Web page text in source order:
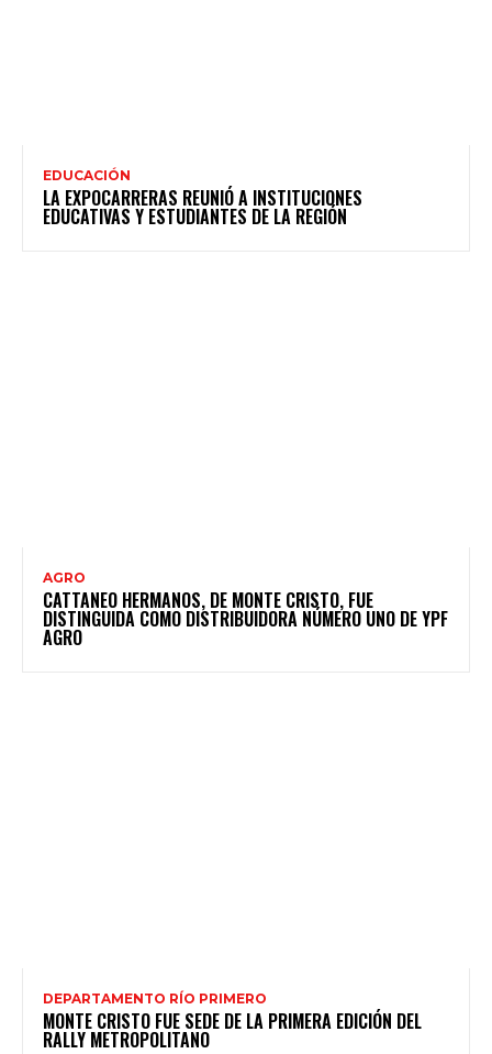
EDUCACIÓN
LA EXPOCARRERAS REUNIÓ A INSTITUCIONES
EDUCATIVAS Y ESTUDIANTES DE LA REGIÓN
AGRO
CATTANEO HERMANOS, DE MONTE CRISTO, FUE
DISTINGUIDA COMO DISTRIBUIDORA NÚMERO UNO DE YPF
AGRO
DEPARTAMENTO RÍO PRIMERO
MONTE CRISTO FUE SEDE DE LA PRIMERA EDICIÓN DEL
RALLY METROPOLITANO